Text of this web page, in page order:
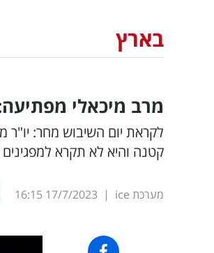
בארץ
מרב מיכאלי
לקראת יום השיבוש מחר: יו"ר
קטנה והיא לא תקרא
מערכת ice |
17/7/2023
16:15